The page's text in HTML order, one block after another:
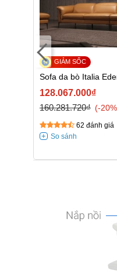
Sofa da bò Italia
128.067.000₫
160.281.720₫
-20%
62 đánh giá